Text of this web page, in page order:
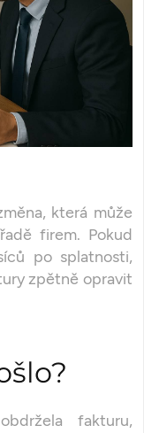
která může
firem. Pokud
po splatnosti,
zpětně opravit
fakturu,